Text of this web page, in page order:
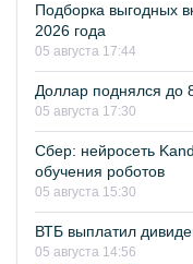
Подборка выгодных
2026 года
05 августа 17:44
Доллар поднялся до
05 августа 17:30
Сбер: нейросеть
обучения роботов
05 августа 15:30
ВТБ выплатил
05 августа 14:56